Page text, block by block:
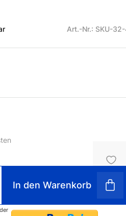
Art.-Nr.: SKU-
In den Warenkorb